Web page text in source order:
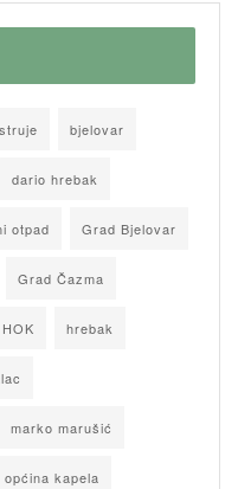
bjelovar
dario hrebak
otpad Grad Bjelovar
Grad Čazma
HOK hrebak
marko marušić
općina kapela